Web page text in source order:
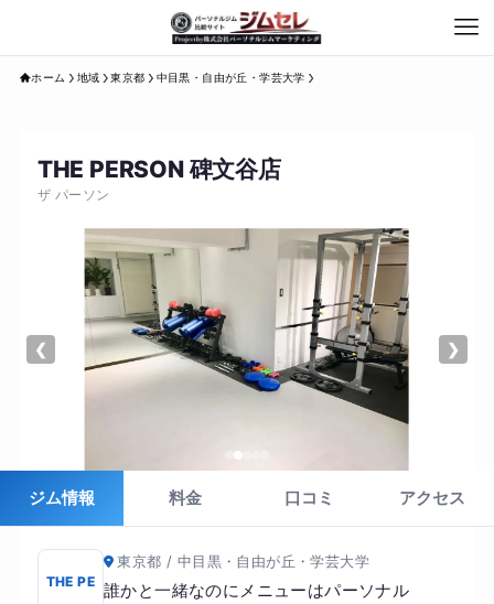
ホーム 地域 東京都 中目黒・自由が丘・学芸大学
THE PERSON 碑文谷店
ザ パーソン
❮ ❯
ジム情報 料金 口コミ アクセス
THE PE
東京都 / 中目黒・自由が丘・学芸大学
誰かと一緒なのにメニューはパーソナル